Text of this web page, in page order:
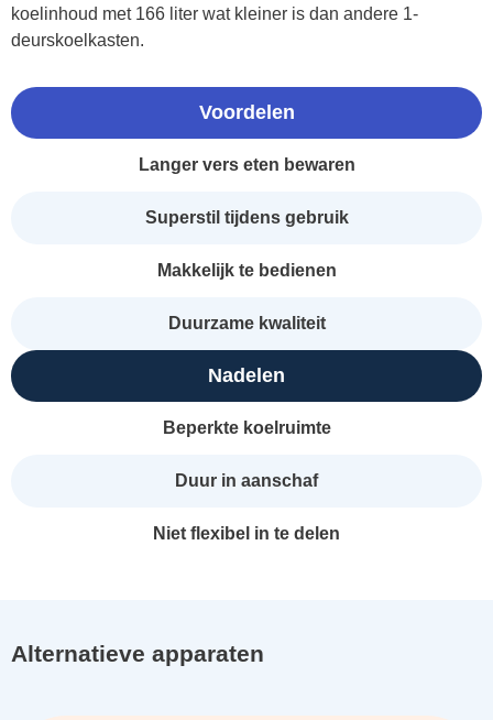
koelinhoud met 166 liter wat kleiner is dan andere 1-
deurskoelkasten.
Voordelen
Langer vers eten bewaren
Superstil tijdens gebruik
Makkelijk te bedienen
Duurzame kwaliteit
Nadelen
Beperkte koelruimte
Duur in aanschaf
Niet flexibel in te delen
Alternatieve apparaten